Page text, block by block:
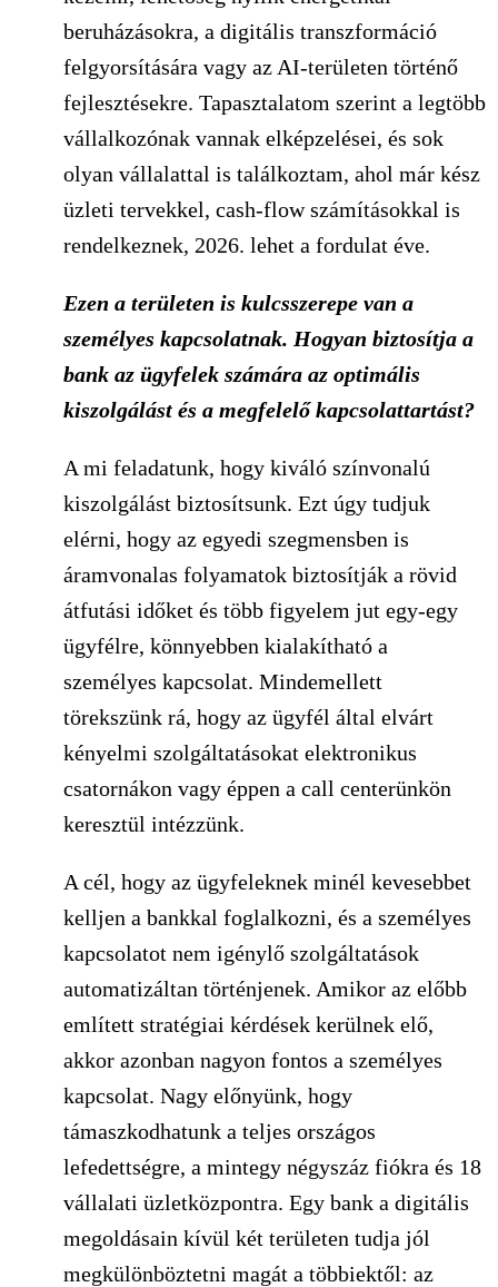
beruházásokra, a digitális transzformáció
felgyorsítására vagy az AI-területen történő
fejlesztésekre. Tapasztalatom szerint a legtöbb
vállalkozónak vannak elképzelései, és sok
olyan vállalattal is találkoztam, ahol már kész
üzleti tervekkel, cash-flow számításokkal is
rendelkeznek, 2026. lehet a fordulat éve.
Ezen a területen is kulcsszerepe van a
személyes kapcsolatnak. Hogyan biztosítja a
bank az ügyfelek számára az optimális
kiszolgálást és a megfelelő kapcsolattartást?
A mi feladatunk, hogy kiváló színvonalú
kiszolgálást biztosítsunk. Ezt úgy tudjuk
elérni, hogy az egyedi szegmensben is
áramvonalas folyamatok biztosítják a rövid
átfutási időket és több figyelem jut egy-egy
ügyfélre, könnyebben kialakítható a
személyes kapcsolat. Mindemellett
törekszünk rá, hogy az ügyfél által elvárt
kényelmi szolgáltatásokat elektronikus
csatornákon vagy éppen a call centerünkön
keresztül intézzünk.
A cél, hogy az ügyfeleknek minél kevesebbet
kelljen a bankkal foglalkozni, és a személyes
kapcsolatot nem igénylő szolgáltatások
automatizáltan történjenek. Amikor az előbb
említett stratégiai kérdések kerülnek elő,
akkor azonban nagyon fontos a személyes
kapcsolat. Nagy előnyünk, hogy
támaszkodhatunk a teljes országos
lefedettségre, a mintegy négyszáz fiókra és 18
vállalati üzletközpontra. Egy bank a digitális
megoldásain kívül két területen tudja jól
megkülönböztetni magát a többiektől: az